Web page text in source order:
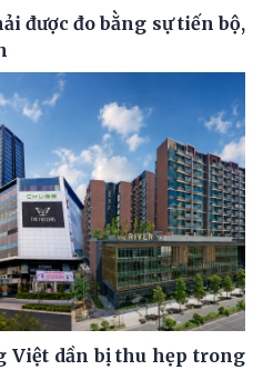
được đo bằng sự tiến bộ,
Việt dần bị thu hẹp trong